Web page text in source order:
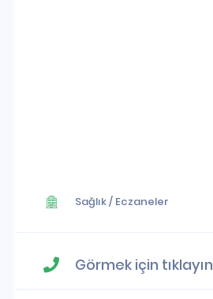
Sağlık/ Eczaneler
Görmek için tıklayın